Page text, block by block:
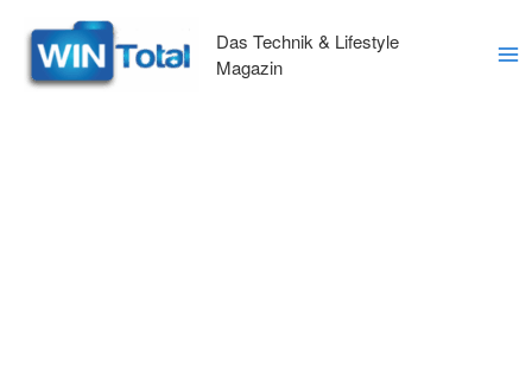
Inhalt
springen
Das Technik & Lifestyle
Magazin